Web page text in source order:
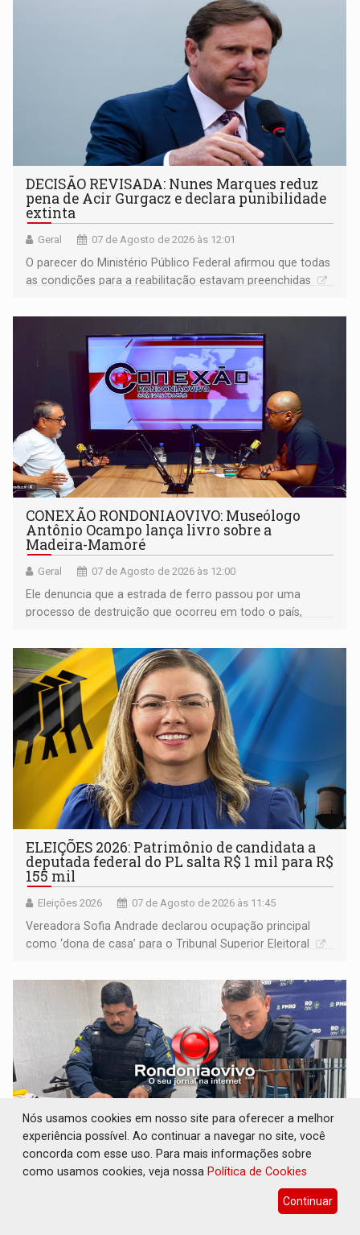
DECISÃO REVISADA: Nunes Marques reduz
pena de Acir Gurgacz e declara punibilidade
extinta
Geral 07 de Agosto de 2026 às 12:01
O parecer do Ministério Público Federal afirmou que todas
as condições para a reabilitação estavam preenchidas
CONEXÃO RONDONIAOVIVO: Museólogo
Antônio Ocampo lança livro sobre a
Madeira-Mamoré
Geral 07 de Agosto de 2026 às 12:00
Ele denuncia que a estrada de ferro passou por uma
processo de destruição que ocorreu em todo o país,
ELEIÇÕES 2026: Patrimônio de candidata a
deputada federal do PL salta R$ 1 mil para R$
155 mil
Eleições 2026 07 de Agosto de 2026 às 11:45
Vereadora Sofia Andrade declarou ocupação principal
como ‘dona de casa’ para o Tribunal Superior Eleitoral
VÍDEO: Quadrilha é flagrada com cerca de
Nós usamos cookies em nosso site para oferecer a melhor
experiência possível. Ao continuar a navegar no site, você
concorda com esse uso. Para mais informações sobre
como usamos cookies, veja nossa Política de Cookies
Continuar